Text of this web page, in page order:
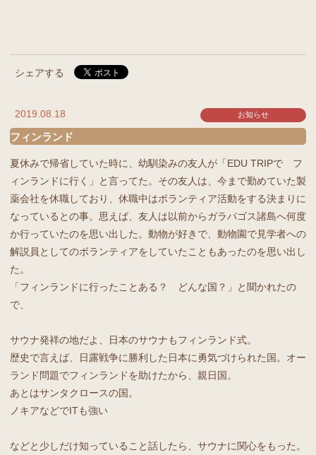
シェアする
2019.08.18 お知らせ
フィンランド
夏休みで帰省していた時に、幼馴染みの友人が「EDU TRIPで フ
ィンランドに行く」と言ってた。その友人は、今まで勤めていた製
薬会社を休職しており、休職中はボランティア活動をする決まりに
なっているとの事。思えば、友人は以前からガラパゴス諸島へ何度
か行っていたのを思い出した。動物が好きで、動物園で見学者への
解説員としてのボランティアをしていたこともあったのを思い出し
た。
「フィンランドに行ったことある？ どんな国？」と聞かれたの
で、
サウナ発祥の地だよ、日本のサウナもフィンランド式。
歴史で言えば、日露戦争に勝利した日本に勇気づけられた国。オー
ランド問題でフィンランドを助けたから、親日国。
あとはサンタクロースの国。
ノキアなどでITも強い
などと少しだけ知っていること話したら、サウナに関心をもった。